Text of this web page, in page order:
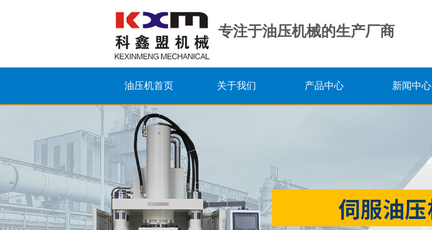
专注于油压机械的生产厂商
油压机首页 关于我们 产品中心 新闻中心